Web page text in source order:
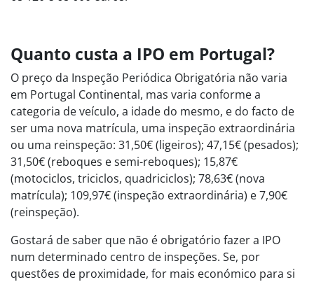
Quanto custa a IPO em Portugal?
O preço da Inspeção Periódica Obrigatória não varia
em Portugal Continental, mas varia conforme a
categoria de veículo, a idade do mesmo, e do facto de
ser uma nova matrícula, uma inspeção extraordinária
ou uma reinspeção: 31,50€ (ligeiros); 47,15€ (pesados);
31,50€ (reboques e semi-reboques); 15,87€
(motociclos, triciclos, quadriciclos); 78,63€ (nova
matrícula); 109,97€ (inspeção extraordinária) e 7,90€
(reinspeção).
Gostará de saber que não é obrigatório fazer a IPO
num determinado centro de inspeções. Se, por
questões de proximidade, for mais económico para si